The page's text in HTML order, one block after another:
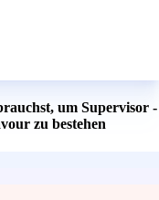
um Supervisor -
zu bestehen